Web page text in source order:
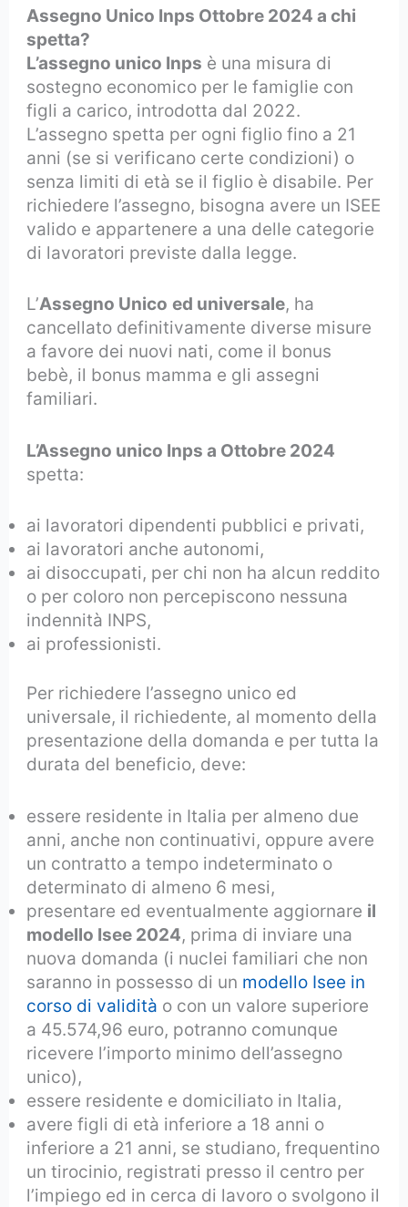
Assegno Unico Inps Ottobre 2024 a chi
spetta?
L’assegno unico Inps è una misura di
sostegno economico per le famiglie con
figli a carico, introdotta dal 2022.
L’assegno spetta per ogni figlio fino a 21
anni (se si verificano certe condizioni) o
senza limiti di età se il figlio è disabile. Per
richiedere l’assegno, bisogna avere un ISEE
valido e appartenere a una delle categorie
di lavoratori previste dalla legge.
L’Assegno Unico ed universale, ha
cancellato definitivamente diverse misure
a favore dei nuovi nati, come il bonus
bebè, il bonus mamma e gli assegni
familiari.
L’Assegno unico Inps a Ottobre 2024
spetta:
ai lavoratori dipendenti pubblici e privati,
ai lavoratori anche autonomi,
ai disoccupati, per chi non ha alcun reddito
o per coloro non percepiscono nessuna
indennità INPS,
ai professionisti.
Per richiedere l’assegno unico ed
universale, il richiedente, al momento della
presentazione della domanda e per tutta la
durata del beneficio, deve:
essere residente in Italia per almeno due
anni, anche non continuativi, oppure avere
un contratto a tempo indeterminato o
determinato di almeno 6 mesi,
presentare ed eventualmente aggiornare il
modello Isee 2024, prima di inviare una
nuova domanda (i nuclei familiari che non
saranno in possesso di un modello Isee in
corso di validità o con un valore superiore
a 45.574,96 euro, potranno comunque
ricevere l’importo minimo dell’assegno
unico),
essere residente e domiciliato in Italia,
avere figli di età inferiore a 18 anni o
inferiore a 21 anni, se studiano, frequentino
un tirocinio, registrati presso il centro per
l’impiego ed in cerca di lavoro o svolgono il